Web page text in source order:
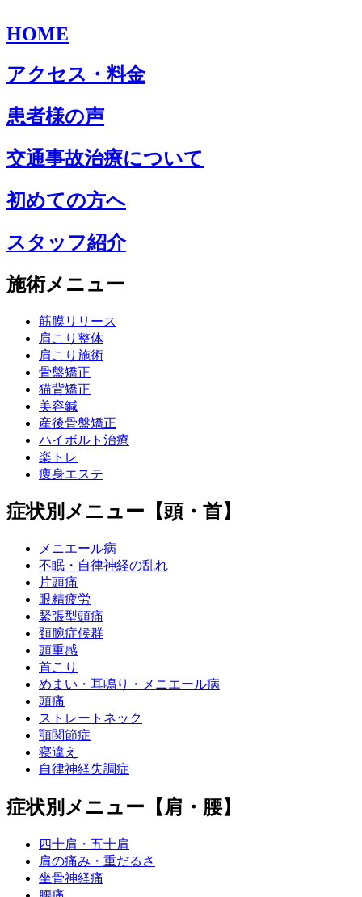
HOME
アクセス・料金
患者様の声
交通事故治療について
初めての方へ
スタッフ紹介
施術メニュー
筋膜リリース
肩こり整体
肩こり施術
骨盤矯正
猫背矯正
美容鍼
産後骨盤矯正
ハイボルト治療
楽トレ
痩身エステ
症状別メニュー【頭・首】
メニエール病
不眠・自律神経の乱れ
片頭痛
眼精疲労
緊張型頭痛
頚腕症候群
頭重感
首こり
めまい・耳鳴り・メニエール病
頭痛
ストレートネック
顎関節症
寝違え
自律神経失調症
症状別メニュー【肩・腰】
四十肩・五十肩
肩の痛み・重だるさ
坐骨神経痛